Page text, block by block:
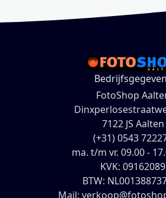
FotoShop
7122 JS Aalten
(+31) 0543
ma. t/m vr. 09.00 -
KVK: 09162089
BTW:
Mail: